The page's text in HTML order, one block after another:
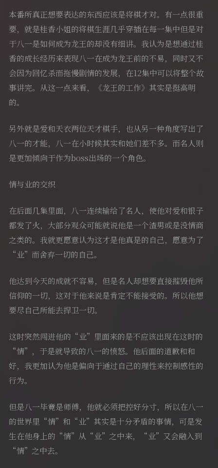
本番所真正想要表达的东西应该是将棋才对。有一点很重
要，就是桂香小姐的将棋生涯几乎穿插在每一集中但是对
于八一是如何成为龙王的却没有细讲。我认为是想通过桂
香的成长经历来表现八一在成为龙王前的不易，同时又不
会因为回忆杀而拖慢剧情的发展，在12集中可以将整个故
事讲完。从这一点来看，《龙王的工作》其实是挺高明
的。
另外就是爱和天衣两位天才棋手，也从另一种角度写出了
八一的才能，八一在小时候其实和她们差不多。而名人则
是更加倾向于作为boss出场的一个角色。
情与业的交织
在后面几集里面，八一连续输给了名人，使他对爱和银子
都发了火，大部分观众可能就说他是一个渣男或是没情商
之类的。我就更愿意认为这才是他真是的自己，愿意为了
“业”而舍弃一切的自己。
他达到今天的成就不容易，但是名人却想要直接摧毁他所
信仰的一切，这对于他来说是肯定不能接受的。所以他想
要尽自己所能去捍卫一切。
这时突然闯进他的“业”里面来的是不应该出现在这时的
“情”，于是就导致的八一的愤怒。他后面的道歉和和
好，我更加认为他是偏向于通过自己的理性来控制感性的
行为。
但是八一毕竟是师傅，他就必须把控好分寸，所以在八一
的世界里“情”和“业”其实是十分矛盾的事情，可是发
生在他身上的“情”从“业”之中来，“业”又会融入到
“情”之中去。